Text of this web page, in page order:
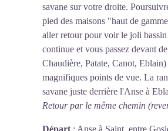
savane sur votre droite.
pied des maisons "haut de
aller retour pour voir le joli
continue et vous passez devant
Chaudière, Patate, Canot,
magnifiques points de vue. La
savane juste derrière l'Anse à
Retour par le même chemin
Départ : Anse à Saint, entre